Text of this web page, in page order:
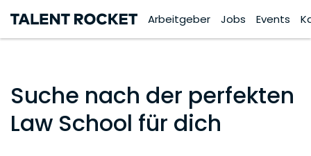
Arbeitgeber Jobs Events
Suche nach der perfekten
Law School für dich